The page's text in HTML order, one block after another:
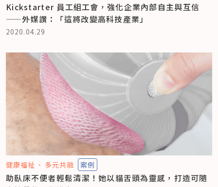
Kickstarter 員工組工會，強化企業內部自主與互信
——外媒讚：「這將改變高科技產業」
2020.04.29
健康福祉 多元共融 案例
助臥床不便者輕鬆清潔！她以貓舌頭為靈感，打造可隨